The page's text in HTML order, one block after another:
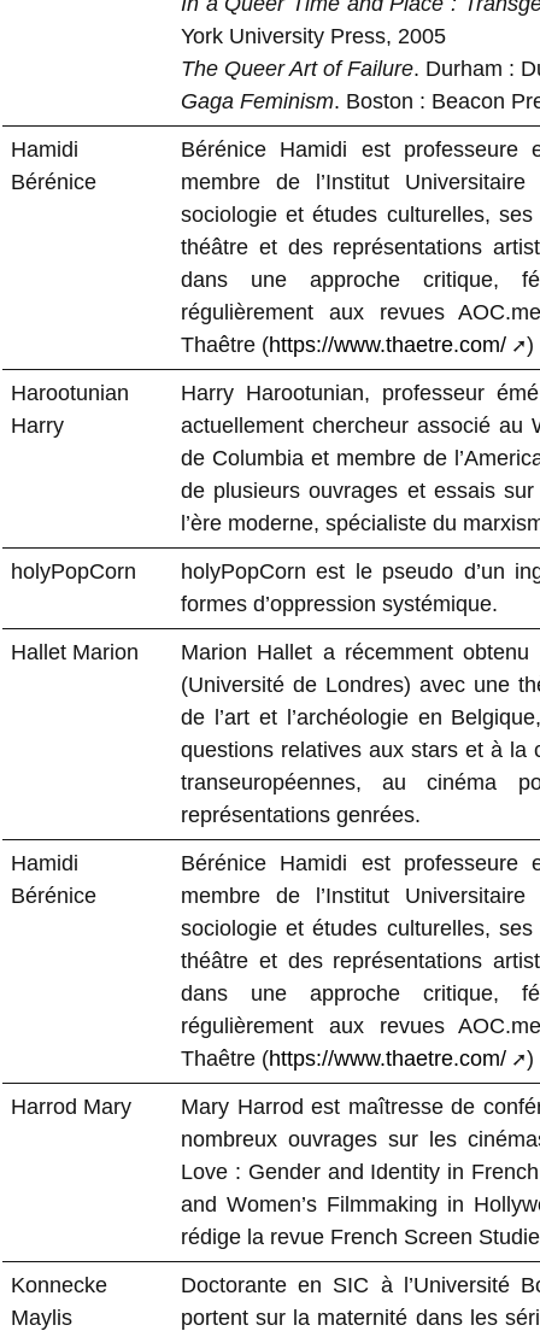
York University Press, 2005
The Queer Art of Failure. Durham :
Gaga Feminism. Boston : Beacon
Hamidi
Bérénice
Bérénice Hamidi est professeure
membre de l’Institut
sociologie et études culturelles,
théâtre et des représentations
dans une approche critique,
régulièrement aux revues
Thaêtre (https://www.thaetre.com/
)
Harootunian
Harry
Harry Harootunian, professeur
actuellement chercheur associé au
de Columbia et membre de
de plusieurs ouvrages et essais
l’ère moderne, spécialiste du
holyPopCorn
holyPopCorn est le pseudo d’un
formes d’oppression systémique.
Hallet Marion
Marion Hallet a récemment
(Université de Londres) avec une
de l’art et l’archéologie en
questions relatives aux stars et à la
transeuropéennes, au cinéma
représentations genrées.
Hamidi
Bérénice
Bérénice Hamidi est professeure
membre de l’Institut
sociologie et études culturelles,
théâtre et des représentations
dans une approche critique,
régulièrement aux revues
Thaêtre (https://www.thaetre.com/
)
Harrod Mary
Mary Harrod est maîtresse de
nombreux ouvrages sur les
Love : Gender and Identity in
and Women’s Filmmaking in
rédige la revue French Screen
Konnecke
Maylis
Doctorante en SIC à l’Université
portent sur la maternité dans les